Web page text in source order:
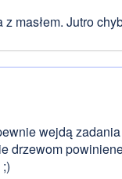
masłem. Jutro
wejdą
drzewom